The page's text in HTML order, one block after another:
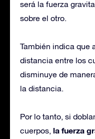
será la fuerza
sobre el otro.
También indica que
distancia entre los
disminuye de
la distancia.
Por lo tanto, si
cuerpos, la fuerza